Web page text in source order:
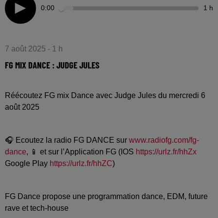
0:00 1 h
7 août 2025 - 1 h
FG MIX DANCE : JUDGE JULES
Réécoutez FG mix Dance avec Judge Jules du mercredi 6
août 2025
🎧 Ecoutez la radio FG DANCE sur www.radiofg.com/fg-
dance, 📱 et sur l’Application FG (IOS https://urlz.fr/hhZx
Google Play https://urlz.fr/hhZC)
FG Dance propose une programmation dance, EDM, future
rave et tech-house